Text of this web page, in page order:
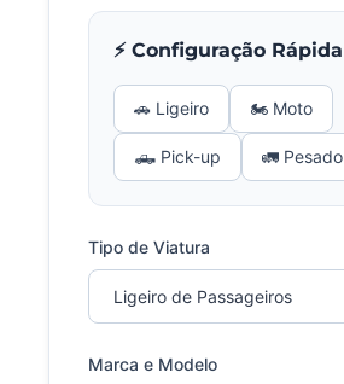
⚡ Configuração Rápida
🚗 Ligeiro 🏍️ Moto
🛻 Pick-up 🚛 Pesado
Tipo de Viatura
Marca e Modelo